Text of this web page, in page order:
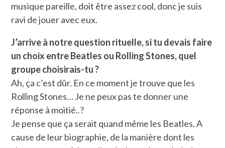
musique pareille, doit être assez cool, donc je suis
ravi de jouer avec eux.
J’arrive à notre question rituelle, si tu devais faire
un choix entre Beatles ou Rolling Stones, quel
groupe choisirais-tu ?
Ah, ça c’est dûr. En ce moment je trouve que les
Rolling Stones… Je ne peux pas te donner une
réponse à moitié..?
Je pense que ça serait quand même les Beatles. A
cause de leur biographie, de la manière dont les